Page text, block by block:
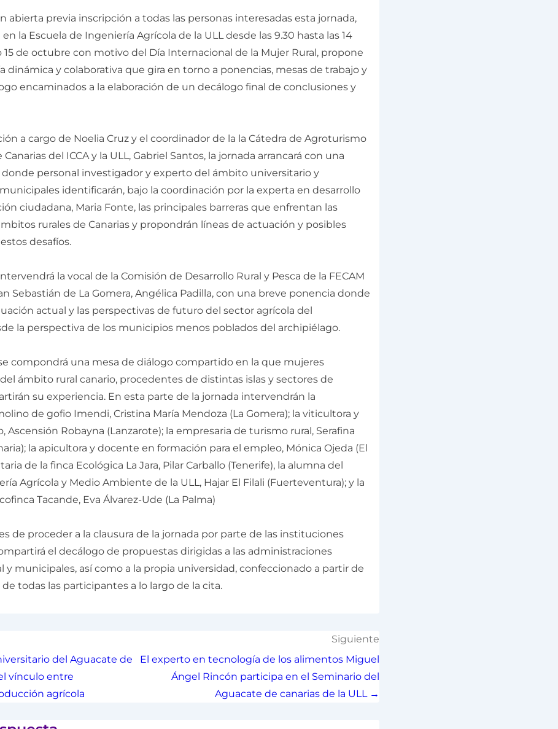
abierta previa inscripción a todas las personas interesadas esta jornada,
la Escuela de Ingeniería Agrícola de la ULL desde las 9.30 hasta las 14
15 de octubre con motivo del Día Internacional de la Mujer Rural, propone
dinámica y colaborativa que gira en torno a ponencias, mesas de trabajo y
encaminados a la elaboración de un decálogo final de conclusiones y
a cargo de Noelia Cruz y el coordinador de la la Cátedra de Agroturismo
del ICCA y la ULL, Gabriel Santos, la jornada arrancará con una
donde personal investigador y experto del ámbito universitario y
identificarán, bajo la coordinación por la experta en desarrollo
ciudadana, Maria Fonte, las principales barreras que enfrentan las
rurales de Canarias y propondrán líneas de actuación y posibles
desafíos.
la vocal de la Comisión de Desarrollo Rural y Pesca de la FECAM
Sebastián de La Gomera, Angélica Padilla, con una breve ponencia donde
actual y las perspectivas de futuro del sector agrícola del
la perspectiva de los municipios menos poblados del archipiélago.
compondrá una mesa de diálogo compartido en la que mujeres
ámbito rural canario, procedentes de distintas islas y sectores de
su experiencia. En esta parte de la jornada intervendrán la
de gofio Imendi, Cristina María Mendoza (La Gomera); la viticultora y
Ascensión Robayna (Lanzarote); la empresaria de turismo rural, Serafina
la apicultora y docente en formación para el empleo, Mónica Ojeda (El
de la finca Ecológica La Jara, Pilar Carballo (Tenerife), la alumna del
Agrícola y Medio Ambiente de la ULL, Hajar El Filali (Fuerteventura); y la
Tacande, Eva Álvarez-Ude (La Palma)
de proceder a la clausura de la jornada por parte de las instituciones
el decálogo de propuestas dirigidas a las administraciones
y municipales, así como a la propia universidad, confeccionado a partir de
todas las participantes a lo largo de la cita.
del Aguacate de
vínculo entre
agrícola
Siguiente
El experto en tecnología de los alimentos Miguel
Ángel Rincón participa en el Seminario del
Aguacate de canarias de la ULL →